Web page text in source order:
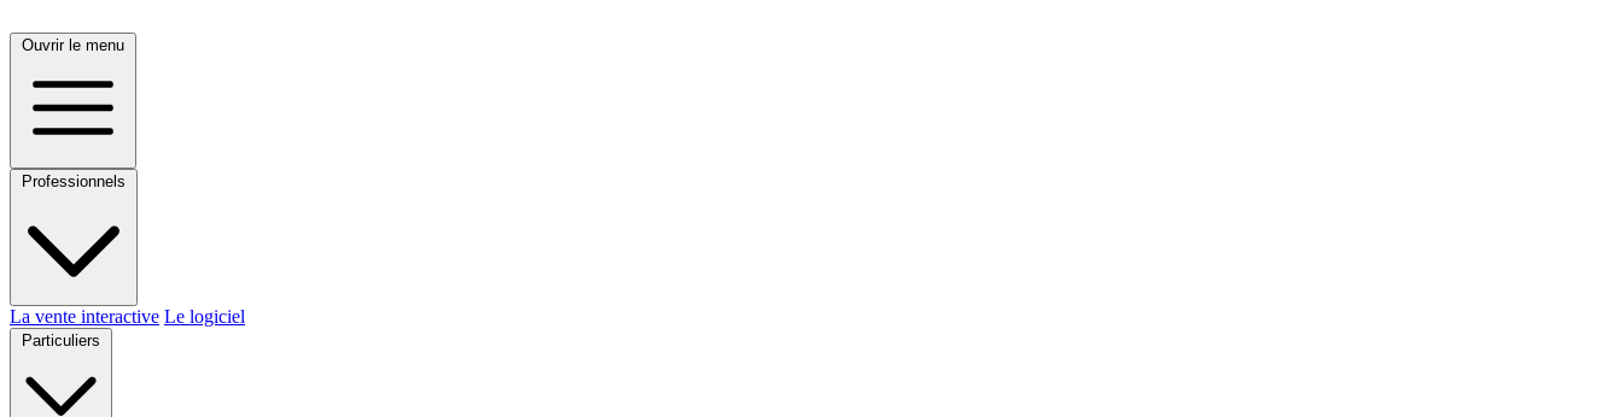
Ouvrir le menu
Professionnels
La vente interactive Le logiciel
Particuliers